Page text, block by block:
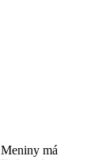
Meniny má